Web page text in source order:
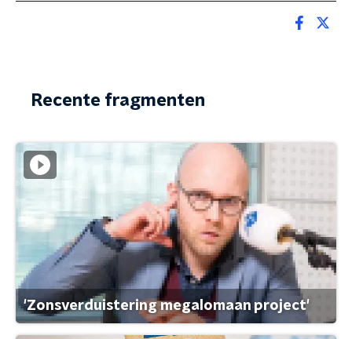
Recente fragmenten
'Zonsverduistering megalomaan project'